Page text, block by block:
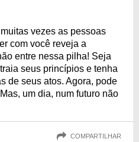
vezes as pessoas
com você reveja a
entre nessa pilha! Seja
seus princípios e tenha
de seus atos. Agora, pode
um dia, num futuro não
COMPARTILHAR